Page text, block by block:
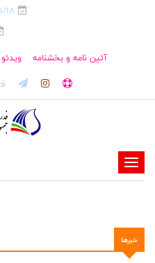
18
آئین نامه و بخشنامه ویدئو
-
-
-
-
خبرها